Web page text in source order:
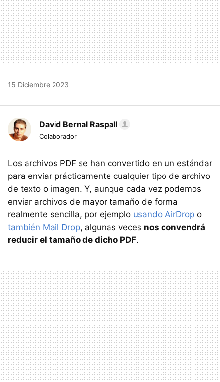
15 Diciembre 2023
David Bernal Raspall
Colaborador
Los archivos PDF se han convertido en un estándar
para enviar prácticamente cualquier tipo de archivo
de texto o imagen. Y, aunque cada vez podemos
enviar archivos de mayor tamaño de forma
realmente sencilla, por ejemplo usando AirDrop o
también Mail Drop, algunas veces nos convendrá
reducir el tamaño de dicho PDF.